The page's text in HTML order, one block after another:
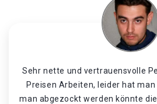
Sehr nette und vertrauensvolle
Preisen Arbeiten, leider hat
man abgezockt werden könnte